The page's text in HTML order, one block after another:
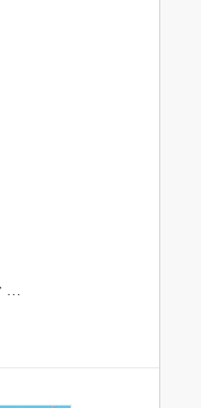
Inner Excellence: Train Your Mind for Extraordinary Performance and the Best Possible Life